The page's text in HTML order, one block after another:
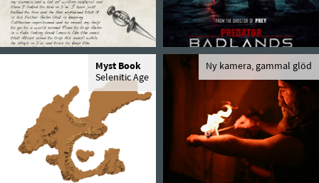
Myst Book
Selenitic Age
Ny kamera, gammal glöd